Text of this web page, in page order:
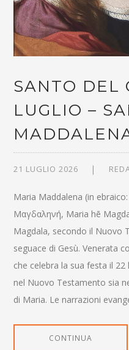
SANTO DEL
LUGLIO –
21 LUGLIO 2026
Maria Maddalena (in ebraico: מרים המגדלית‎, in greco: Μαρία ἡ
Μαγδαληνή, Maria hē
Magdala, secondo il Nuovo
seguace di Gesù. Venerata
che celebra la sua festa il
nel Nuovo Testamento sia
di Maria. Le narrazioni
CONTINUA